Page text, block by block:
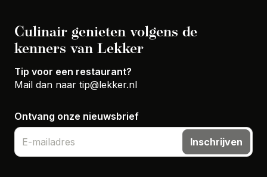
Culinair genieten volgens de
kenners van Lekker
Tip voor een restaurant?
Mail dan naar tip@lekker.nl
Ontvang onze nieuwsbrief
Inschrijven